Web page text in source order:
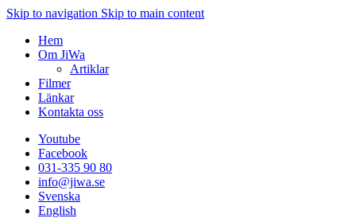
Skip to navigation Skip to main content
Hem
Om JiWa
Artiklar
Filmer
Länkar
Kontakta oss
Youtube
Facebook
031-335 90 80
info@jiwa.se
Svenska
English